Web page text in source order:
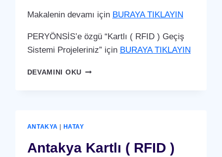
Makalenin devamı için BURAYA TIKLAYIN
PERYÖNSİS’e özgü “Kartlı ( RFID ) Geçiş
Sistemi Projeleriniz” için BURAYA TIKLAYIN
DEVAMINI OKUBELEN
ANTAKYA HATAY
Antakya Kartlı ( RFID )